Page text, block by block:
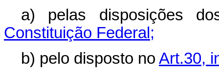
a) pelas disposições
Constituição Federal;
b) pelo disposto no Art.30,